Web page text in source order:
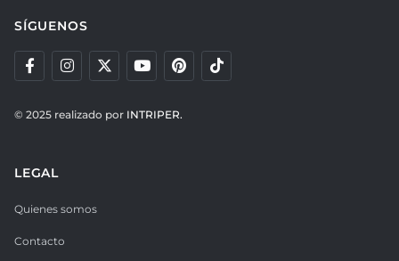
SÍGUENOS
© 2025 realizado por INTRIPER.
LEGAL
Quienes somos
Contacto